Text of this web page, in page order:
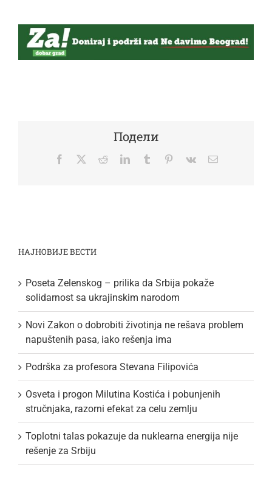
Подели
Facebook
TwitterRedditLinkedInTumblr Pinterest
Vk Email
НАЈНОВИЈЕ ВЕСТИ
Poseta Zelenskog – prilika da Srbija pokaže
solidarnost sa ukrajinskim narodom
Novi Zakon o dobrobiti životinja ne rešava problem
napuštenih pasa, iako rešenja ima
Podrška za profesora Stevana Filipovića
Osveta i progon Milutina Kostića i pobunjenih
stručnjaka, razorni efekat za celu zemlju
Toplotni talas pokazuje da nuklearna energija nije
rešenje za Srbiju